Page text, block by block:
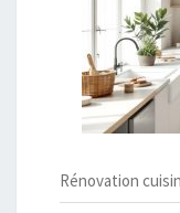
Rénovation